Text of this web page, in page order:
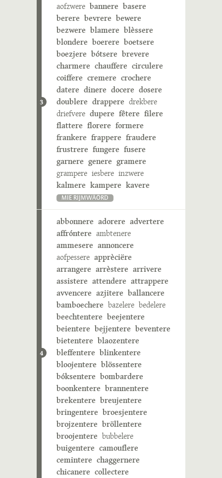
3
aofzwere bannere basere
berere bevrere bewere
bezwere blamere blèssere
blondere boerere boetsere
boezjere bótsere brevere
charmere chauffere circulere
coiffere cremere crochere
datere dinere docere dosere
doublere drappere drekbere
driefvere dupere fêtere filere
flattere florere formere
frankere frappere fraudere
frustrere fungere fusere
garnere genere gramere
grampere iesbere inzwere
kalmere kampere kavere
MIE RIJMWÄÖRD
4
abbonnere adorere advertere
affróntere ambtenere
ammesere annoncere
aofpessere apprèciëre
arrangere arrèstere arrivere
assistere attendere attrappere
avvencere azjitere ballancere
bamboechere bazelere bedelere
beechtentere beejentere
beientere bejjentere beventere
bietentere blaozentere
bleffentere blinkentere
bloojentere blössentere
bóksentere bombardere
boonkentere brannentere
brekentere breujentere
bringentere broesjentere
brojzentere bröllentere
broojentere bubbelere
buigentere camouflere
cemintere chaggernere
chicanere collectere